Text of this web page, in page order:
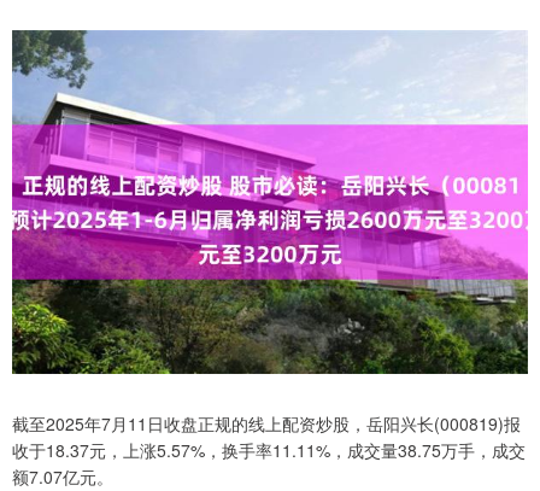
截至2025年7月11日收盘正规的线上配资炒股，岳阳兴长(000819)报
收于18.37元，上涨5.57%，换手率11.11%，成交量38.75万手，成交
额7.07亿元。